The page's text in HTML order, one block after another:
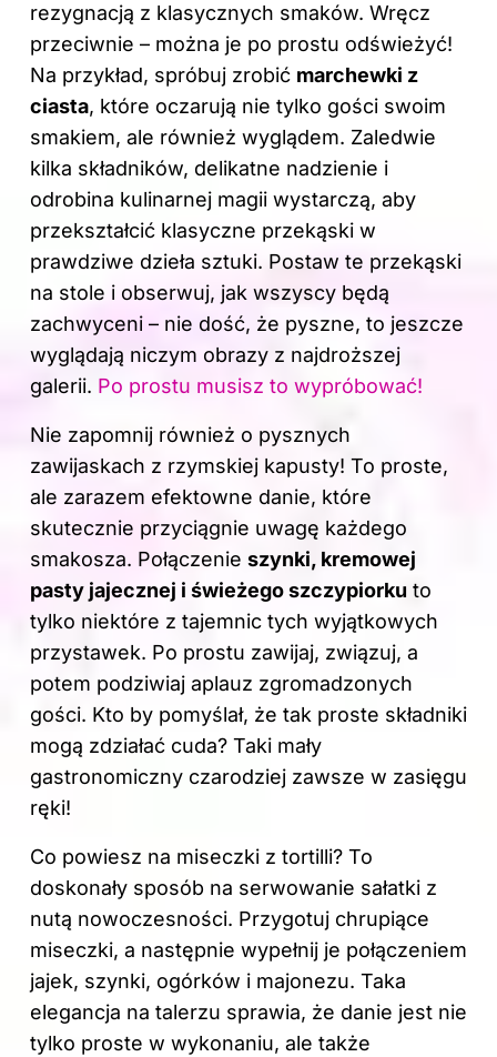
rezygnacją z klasycznych smaków. Wręcz
przeciwnie – można je po prostu odświeżyć!
Na przykład, spróbuj zrobić marchewki z
ciasta, które oczarują nie tylko gości swoim
smakiem, ale również wyglądem. Zaledwie
kilka składników, delikatne nadzienie i
odrobina kulinarnej magii wystarczą, aby
przekształcić klasyczne przekąski w
prawdziwe dzieła sztuki. Postaw te przekąski
na stole i obserwuj, jak wszyscy będą
zachwyceni – nie dość, że pyszne, to jeszcze
wyglądają niczym obrazy z najdroższej
galerii. Po prostu musisz to wypróbować!
Nie zapomnij również o pysznych
zawijaskach z rzymskiej kapusty! To proste,
ale zarazem efektowne danie, które
skutecznie przyciągnie uwagę każdego
smakosza. Połączenie szynki, kremowej
pasty jajecznej i świeżego szczypiorku to
tylko niektóre z tajemnic tych wyjątkowych
przystawek. Po prostu zawijaj, związuj, a
potem podziwiaj aplauz zgromadzonych
gości. Kto by pomyślał, że tak proste składniki
mogą zdziałać cuda? Taki mały
gastronomiczny czarodziej zawsze w zasięgu
ręki!
Co powiesz na miseczki z tortilli? To
doskonały sposób na serwowanie sałatki z
nutą nowoczesności. Przygotuj chrupiące
miseczki, a następnie wypełnij je połączeniem
jajek, szynki, ogórków i majonezu. Taka
elegancja na talerzu sprawia, że danie jest nie
tylko proste w wykonaniu, ale także